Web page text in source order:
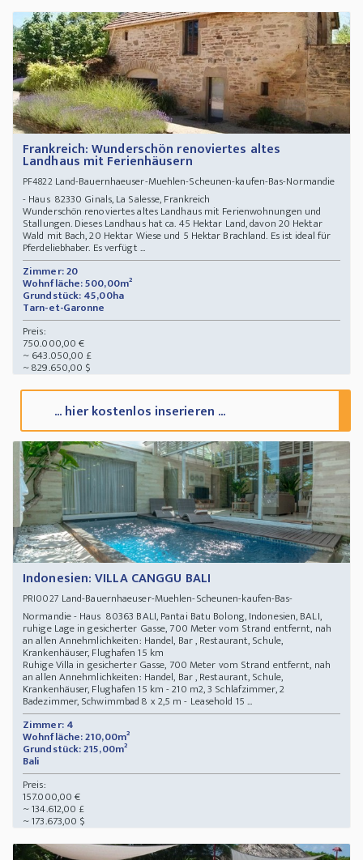
Frankreich: Wunderschön renoviertes altes
Landhaus mit Ferienhäusern
PF4822Land-Bauernhaeuser-Muehlen-Scheunen-kaufen-Bas-Normandie
- Haus 82330 Ginals, La Salesse, Frankreich
Wunderschön renoviertes altes Landhaus mit Ferienwohnungen und
Stallungen. Dieses Landhaus hat ca. 45 Hektar Land, davon 20 Hektar
Wald mit Bach, 20 Hektar Wiese und 5 Hektar Brachland. Es ist ideal für
Pferdeliebhaber. Es verfügt ...
Zimmer: 20
Wohnfläche: 500,00m²
Grundstück: 45,00ha
Tarn-et-Garonne
Preis:
750.000,00 €
~ 643.050,00 £
~ 829.650,00 $
... hier kostenlos inserieren ...
Indonesien: VILLA CANGGU BALI
PRI0027 Land-Bauernhaeuser-Muehlen-Scheunen-kaufen-Bas-
Normandie - Haus 80363 BALI, Pantai Batu Bolong, Indonesien, BALI,
ruhige Lage in gesicherter Gasse, 700 Meter vom Strand entfernt, nah
an allen Annehmlichkeiten: Handel, Bar , Restaurant, Schule,
Krankenhäuser, Flughafen 15 km
Ruhige Villa in gesicherter Gasse, 700 Meter vom Strand entfernt, nah
an allen Annehmlichkeiten: Handel, Bar , Restaurant, Schule,
Krankenhäuser, Flughafen 15 km - 210 m2, 3 Schlafzimmer, 2
Badezimmer, Schwimmbad 8 x 2,5 m - Leasehold 15 ...
Zimmer: 4
Wohnfläche: 210,00m²
Grundstück: 215,00m²
Bali
Preis:
157.000,00 €
~ 134.612,00 £
~ 173.673,00 $